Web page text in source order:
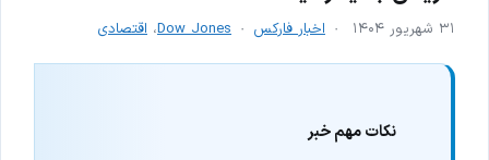
۳۱ شهریور ۱۴۰۴ اخبار فارکس Dow Jones، اقتصادی
نکات مهم خبر